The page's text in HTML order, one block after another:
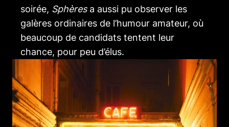
soirée, Sphèresa aussi pu observer les
galères ordinaires de l’humour amateur, où
beaucoup de candidats tentent leur
chance, pour peu d’élus.